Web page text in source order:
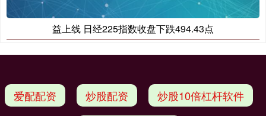
益上线 日经225指数收盘下跌494.43点
爱配配资 炒股配资 炒股10倍杠杆软件